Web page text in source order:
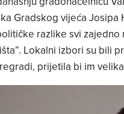
Gradskog vijeća
razlike svi
Lokalni izbori su bili
prijetila bi im